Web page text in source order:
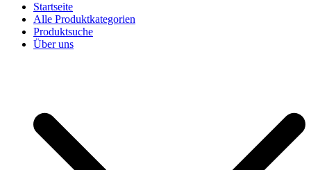
Startseite
Alle Produktkategorien
Produktsuche
Über uns